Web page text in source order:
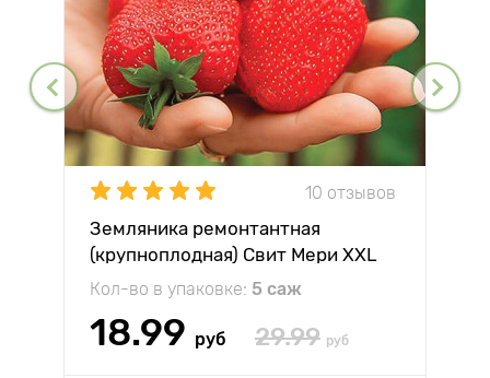
10 отзывов
Земляника ремонтантная
(крупноплодная) Свит Мери XXL
Кол-во в упаковке: 5 саж
18.99 руб 29.99 руб